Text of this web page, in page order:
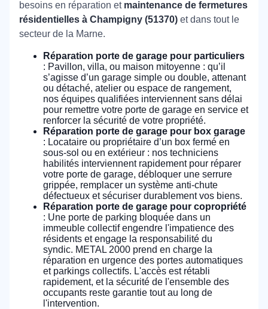
besoins en réparation et maintenance de fermetures
résidentielles à Champigny (51370) et dans tout le
secteur de la Marne.
Réparation porte de garage pour particuliers
: Pavillon, villa, ou maison mitoyenne : qu’il
s’agisse d’un garage simple ou double, attenant
ou détaché, atelier ou espace de rangement,
nos équipes qualifiées interviennent sans délai
pour remettre votre porte de garage en service et
renforcer la sécurité de votre propriété.
Réparation porte de garage pour box garage
: Locataire ou propriétaire d’un box fermé en
sous-sol ou en extérieur : nos techniciens
habilités interviennent rapidement pour réparer
votre porte de garage, débloquer une serrure
grippée, remplacer un système anti-chute
défectueux et sécuriser durablement vos biens.
Réparation porte de garage pour copropriété
: Une porte de parking bloquée dans un
immeuble collectif engendre l'impatience des
résidents et engage la responsabilité du
syndic. METAL 2000 prend en charge la
réparation en urgence des portes automatiques
et parkings collectifs. L'accès est rétabli
rapidement, et la sécurité de l'ensemble des
occupants reste garantie tout au long de
l'intervention.